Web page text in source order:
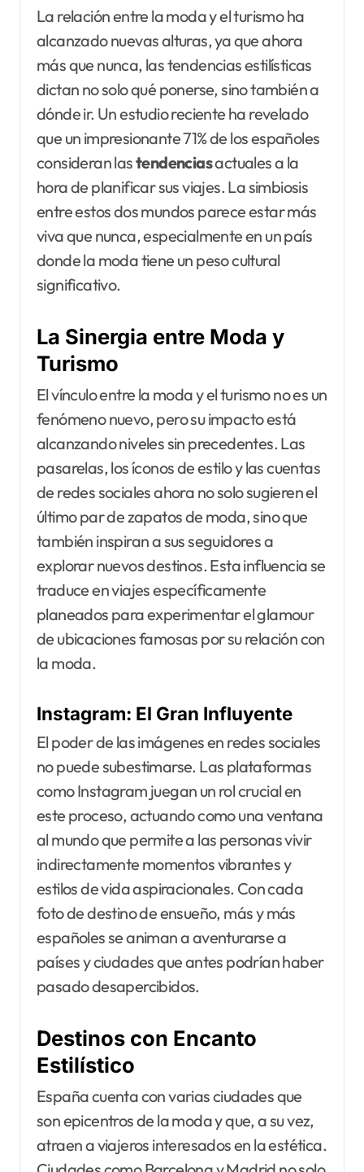
La relación entre la moda y el turismo ha
alcanzado nuevas alturas, ya que ahora
más que nunca, las tendencias estilísticas
dictan no solo qué ponerse, sino también a
dónde ir. Un estudio reciente ha revelado
que un impresionante 71% de los españoles
consideran lastendenciasactuales a la
hora de planificar sus viajes. La simbiosis
entre estos dos mundos parece estar más
viva que nunca, especialmente en un país
donde la moda tiene un peso cultural
significativo.
La Sinergia entre Moda y
Turismo
El vínculo entre la moda y el turismo no es un
fenómeno nuevo, pero su impacto está
alcanzando niveles sin precedentes. Las
pasarelas, los íconos de estilo y las cuentas
de redes sociales ahora no solo sugieren el
último par de zapatos de moda, sino que
también inspiran a sus seguidores a
explorar nuevos destinos. Esta influencia se
traduce en viajes específicamente
planeados para experimentar el glamour
de ubicaciones famosas por su relación con
la moda.
Instagram: El Gran Influyente
El poder de las imágenes en redes sociales
no puede subestimarse. Las plataformas
como Instagram juegan un rol crucial en
este proceso, actuando como una ventana
al mundo que permite a las personas vivir
indirectamente momentos vibrantes y
estilos de vida aspiracionales. Con cada
foto de destino de ensueño, más y más
españoles se animan a aventurarse a
países y ciudades que antes podrían haber
pasado desapercibidos.
Destinos con Encanto
Estilístico
España cuenta con varias ciudades que
son epicentros de la moda y que, a su vez,
atraen a viajeros interesados en la estética.